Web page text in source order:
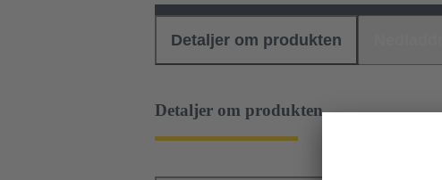
Detaljer om produkten
Detaljer om produkten